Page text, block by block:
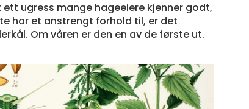
ett ugress mange hageeiere kjenner godt,
har et anstrengt forhold til, er det
Om våren er den en av de første ut.